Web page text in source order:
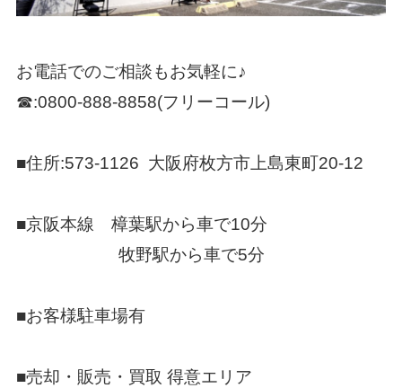
お電話でのご相談もお気軽に♪
☎:0800-888-8858(フリーコール)
■住所:573-1126 大阪府枚方市上島東町20-12
■京阪本線 樟葉駅から車で10分
牧野駅から車で5分
■お客様駐車場有
■売却・販売・買取 得意エリア